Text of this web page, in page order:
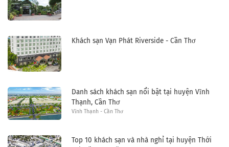
Khách sạn Vạn Phát Riverside - Cần Thơ
Danh sách khách sạn nổi bật tại huyện Vĩnh
Thạnh, Cần Thơ
Vĩnh Thạnh - Cần Thơ
Top 10 khách sạn và nhà nghỉ tại huyện Thới